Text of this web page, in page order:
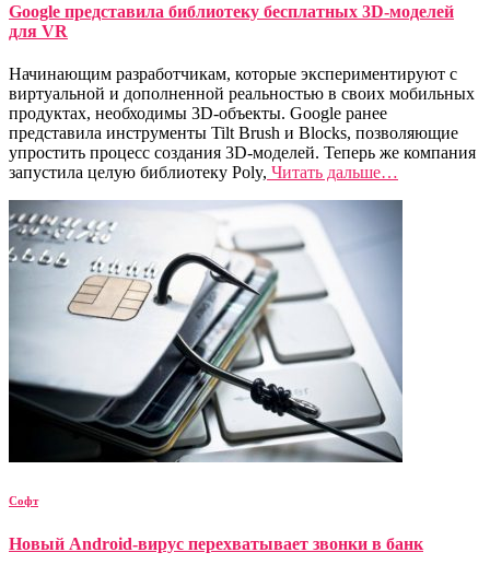
Google представила библиотеку бесплатных 3D-моделей
для VR
Начинающим разработчикам, которые экспериментируют с
виртуальной и дополненной реальностью в своих мобильных
продуктах, необходимы 3D-объекты. Google ранее
представила инструменты Tilt Brush и Blocks, позволяющие
упростить процесс создания 3D-моделей. Теперь же компания
запустила целую библиотеку Poly, Читать дальше…
Софт
Новый Android-вирус перехватывает звонки в банк